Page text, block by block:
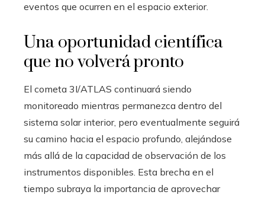
eventos que ocurren en el espacio exterior.
Una oportunidad científica
que no volverá pronto
El cometa 3I/ATLAS continuará siendo
monitoreado mientras permanezca dentro del
sistema solar interior, pero eventualmente seguirá
su camino hacia el espacio profundo, alejándose
más allá de la capacidad de observación de los
instrumentos disponibles. Esta brecha en el
tiempo subraya la importancia de aprovechar